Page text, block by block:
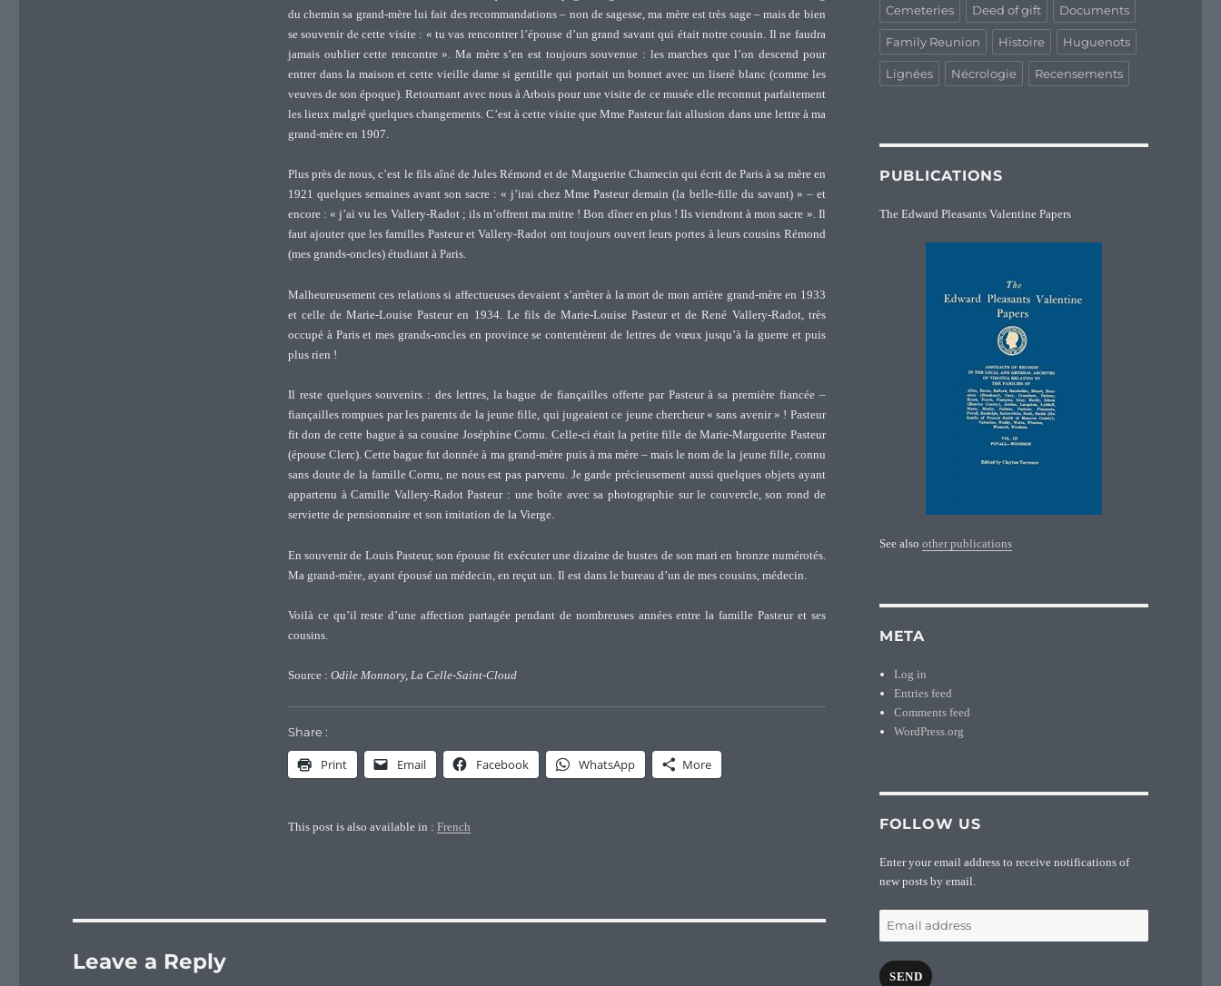
du chemin sa grand-mère lui fait des recommandations – non de sagesse, ma mère est très sage – mais de bien
se souvenir de cette visite : « tu vas rencontrer l’épouse d’un grand savant qui était notre cousin. Il ne faudra
jamais oublier cette rencontre ». Ma mère s’en est toujours souvenue : les marches que l’on descend pour
entrer dans la maison et cette vieille dame si gentille qui portait un bonnet avec un liseré blanc (comme les
veuves de son époque). Retournant avec nous à Arbois pour une visite de ce musée elle reconnut parfaitement
les lieux malgré quelques changements. C’est à cette visite que Mme Pasteur fait allusion dans une lettre à ma
grand-mère en 1907.
Plus près de nous, c’est le fils aîné de Jules Rémond et de Marguerite Chamecin qui écrit de Paris à sa mère en
1921 quelques semaines avant son sacre : « j’irai chez Mme Pasteur demain (la belle-fille du savant) » – et
encore : « j’ai vu les Vallery-Radot ; ils m’offrent ma mitre ! Bon dîner en plus ! Ils viendront à mon sacre ». Il
faut ajouter que les familles Pasteur et Vallery-Radot ont toujours ouvert leurs portes à leurs cousins Rémond
(mes grands-oncles) étudiant à Paris.
Malheureusement ces relations si affectueuses devaient s’arrêter à la mort de mon arrière grand-mère en 1933
et celle de Marie-Louise Pasteur en 1934. Le fils de Marie-Louise Pasteur et de René Vallery-Radot, très
occupé à Paris et mes grands-oncles en province se contentèrent de lettres de vœux jusqu’à la guerre et puis
plus rien !
Il reste quelques souvenirs : des lettres, la bague de fiançailles offerte par Pasteur à sa première fiancée –
fiançailles rompues par les parents de la jeune fille, qui jugeaient ce jeune chercheur « sans avenir » ! Pasteur
fit don de cette bague à sa cousine Joséphine Cornu. Celle-ci était la petite fille de Marie-Marguerite Pasteur
(épouse Clerc). Cette bague fut donnée à ma grand-mère puis à ma mère – mais le nom de la jeune fille, connu
sans doute de la famille Cornu, ne nous est pas parvenu. Je garde précieusement aussi quelques objets ayant
appartenu à Camille Vallery-Radot Pasteur : une boîte avec sa photographie sur le couvercle, son rond de
serviette de pensionnaire et son imitation de la Vierge.
En souvenir de Louis Pasteur, son épouse fit exécuter une dizaine de bustes de son mari en bronze numérotés.
Ma grand-mère, ayant épousé un médecin, en reçut un. Il est dans le bureau d’un de mes cousins, médecin.
Voilà ce qu’il reste d’une affection partagée pendant de nombreuses années entre la famille Pasteur et ses
cousins.
Source : Odile Monnory, La Celle-Saint-Cloud
Share :
Print Email Facebook WhatsApp More
This post is also available in : French
Leave a Reply
Cemeteries Deed of gift Documents
Family Reunion Histoire Huguenots
Lignées Nécrologie Recensements
PUBLICATIONS
The Edward Pleasants Valentine Papers
See also other publications
META
Log in
Entries feed
Comments feed
WordPress.org
FOLLOW US
Enter your email address to receive notifications of
new posts by email.
address
SEND